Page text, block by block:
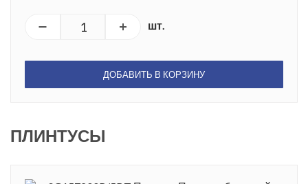
шт.
ДОБАВИТЬ В КОРЗИНУ
ПЛИНТУСЫ